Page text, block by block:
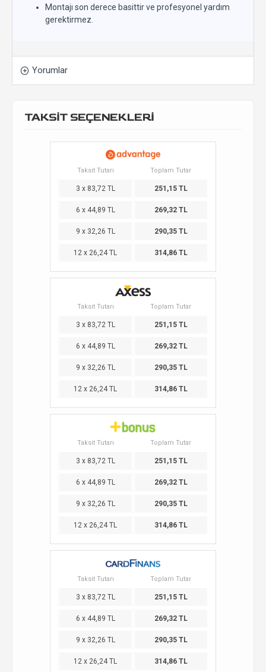
Montajı son derece basittir ve profesyonel yardım
gerektirmez.
Yorumlar
TAKSİT SEÇENEKLERİ
Taksit Tutarı Toplam Tutar
3 x 83,72 TL 251,15 TL
6 x 44,89 TL 269,32 TL
9 x 32,26 TL 290,35 TL
12 x 26,24 TL 314,86 TL
Taksit Tutarı Toplam Tutar
3 x 83,72 TL 251,15 TL
6 x 44,89 TL 269,32 TL
9 x 32,26 TL 290,35 TL
12 x 26,24 TL 314,86 TL
Taksit Tutarı Toplam Tutar
3 x 83,72 TL 251,15 TL
6 x 44,89 TL 269,32 TL
9 x 32,26 TL 290,35 TL
12 x 26,24 TL 314,86 TL
Taksit Tutarı Toplam Tutar
3 x 83,72 TL 251,15 TL
6 x 44,89 TL 269,32 TL
9 x 32,26 TL 290,35 TL
12 x 26,24 TL 314,86 TL